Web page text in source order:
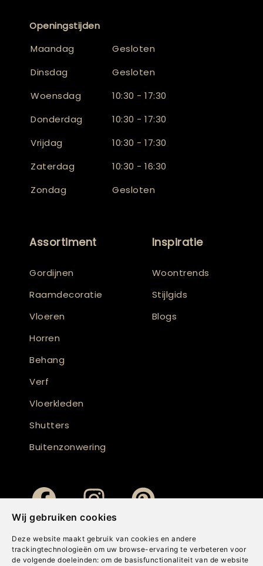
Wij gebruiken cookies
Deze website maakt gebruik van cookies en andere
trackingtechnologieën om uw browse-ervaring te verbeteren voor
de volgende doeleinden: om de basisfunctionaliteit van de website
Openingstijden
Maandag
Gesloten
Dinsdag
Gesloten
Woensdag
10:30 - 17:30
Donderdag
10:30 - 17:30
Vrijdag
10:30 - 17:30
Zaterdag
10:30 - 16:30
Zondag
Gesloten
Assortiment
Gordijnen
Raamdecoratie
Vloeren
Horren
Behang
Verf
Vloerkleden
Shutters
Buitenzonwering
Inspiratie
Woontrends
Stijlgids
Blogs